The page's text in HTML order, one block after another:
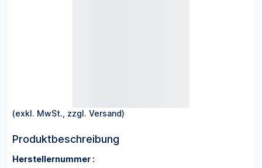
(exkl. MwSt., zzgl. Versand)
Produktbeschreibung
Herstellernummer :